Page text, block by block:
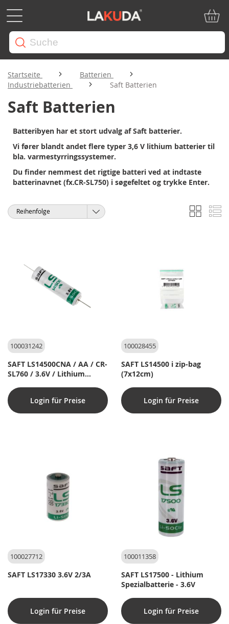
Startseite
Batterien
Industriebatterien
Saft Batterien
Saft Batterien
Batteribyen har et stort udvalg af Saft batterier.
Vi fører blandt andet flere typer 3,6 V lithium batterier til
bla. varmestyrringssystemer.
Du finder nemmest det rigtige batteri ved at indtaste
batterinavnet (fx.CR-SL750) i søgefeltet og trykke Enter.
Anzeigen
als
Liste
Sortieren
100031242
SAFT LS14500CNA / AA / CR-
SL760 / 3.6V / Lithium
loddeflige (1 stk.)
Login für Preise
100028455
SAFT LS14500 i zip-bag
(7x12cm)
Login für Preise
100027712
SAFT LS17330 3.6V 2/3A
Login für Preise
100011358
SAFT LS17500 - Lithium
Spezialbatterie - 3.6V
Login für Preise